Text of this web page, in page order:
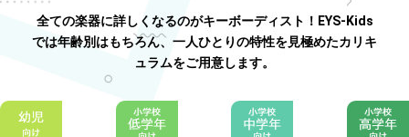
全ての楽器に詳しくなるのがキーボーディスト！EYS-Kids
では年齢別はもちろん、一人ひとりの特性を見極めたカリキ
ュラムをご用意します。